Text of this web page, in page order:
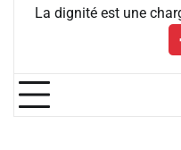
La dignité est une